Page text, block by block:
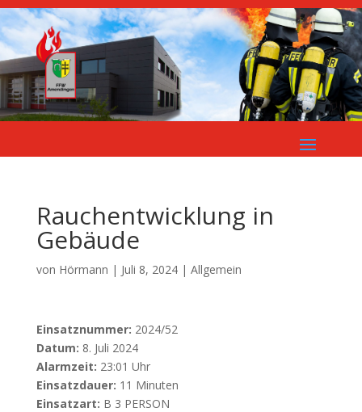
Rauchentwicklung in
Gebäude
von Hörmann | Juli 8, 2024| Allgemein
Einsatznummer: 2024/52
Datum: 8. Juli 2024
Alarmzeit: 23:01 Uhr
Einsatzdauer: 11 Minuten
Einsatzart: B 3 PERSON